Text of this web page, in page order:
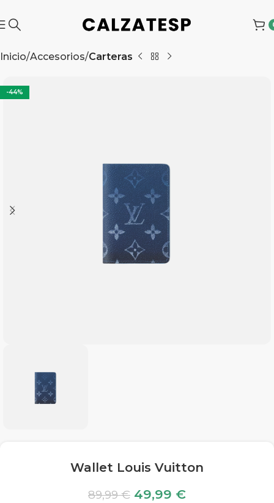
Inicio Accesorios Carteras
-44%
Wallet Louis Vuitton
89,99€ 49,99 €